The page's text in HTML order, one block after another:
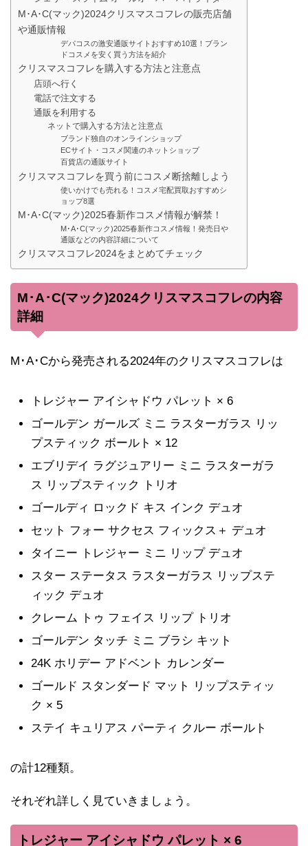
M･A･C(マック)2024クリスマスコフレの販売店舗
や通販情報
デパコスの激安通販サイトおすすめ10選！ブラン
ドコスメを安く買う方法を紹介
クリスマスコフレを購入する方法と注意点
店頭へ行く
電話で注文する
通販を利用する
ネットで購入する方法と注意点
ブランド独自のオンラインショップ
ECサイト・コスメ関連のネットショップ
百貨店の通販サイト
クリスマスコフレを買う前にコスメ断捨離しよう
使いかけでも売れる！コスメ宅配買取おすすめシ
ョップ8選
M･A･C(マック)2025春新作コスメ情報が解禁！
M･A･C(マック)2025春新作コスメ情報！発売日や
通販などの内容詳細について
クリスマスコフレ2024をまとめてチェック
M･A･C(マック)2024クリスマスコフレの内容
詳細
M･A･Cから発売される2024年のクリスマスコフレは
トレジャー アイシャドウ パレット × 6
ゴールデン ガールズ ミニ ラスターガラス リッ
プスティック ボールト × 12
エブリデイ ラグジュアリー ミニ ラスターガラ
ス リップスティック トリオ
ゴールディ ロックド キス インク デュオ
セット フォー サクセス フィックス＋ デュオ
タイニー トレジャー ミニ リップ デュオ
スター ステータス ラスターガラス リップステ
ィック デュオ
クレーム トゥ フェイス リップ トリオ
ゴールデン タッチ ミニ ブラシ キット
24K ホリデー アドベント カレンダー
ゴールド スタンダード マット リップスティッ
ク × 5
ステイ キュリアス パーティ クルー ボールト
の計12種類。
それぞれ詳しく見ていきましょう。
トレジャー アイシャドウ パレット × 6